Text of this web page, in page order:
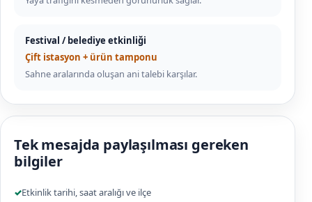
Festival / belediye etkinliği
Çift istasyon + ürün tamponu
Sahne aralarında oluşan ani talebi karşılar.
Tek mesajda paylaşılması gereken
bilgiler
✓Etkinlik tarihi, saat aralığı ve ilçe